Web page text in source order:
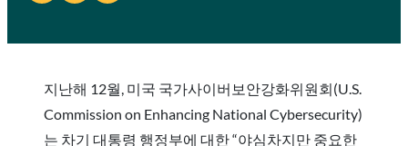
지난해 12월, 미국 국가사이버보안강화위원회(U.S.
Commission on Enhancing National Cybersecurity)
는 차기 대통령 행정부에 대한 “야심차지만 중요한